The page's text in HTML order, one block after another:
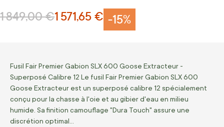
-15%
Prix Spécial
1 571,65 €
Prix normal
1 849,00 €
Fusil Fair Premier Gabion SLX 600 Goose Extracteur -
Superposé Calibre 12 Le fusil Fair Premier Gabion SLX 600
Goose Extracteur est un superposé calibre 12 spécialement
conçu pour la chasse à l'oie et au gibier d'eau en milieu
humide. Sa finition camouflage "Dura Touch" assure une
discrétion optimal…